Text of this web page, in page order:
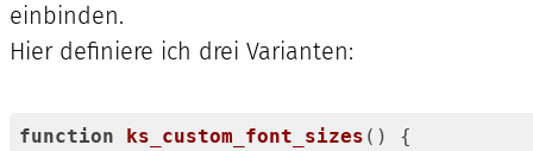
einbinden.
Hier definiere ich drei Varianten:
function ks_custom_font_sizes ()
{